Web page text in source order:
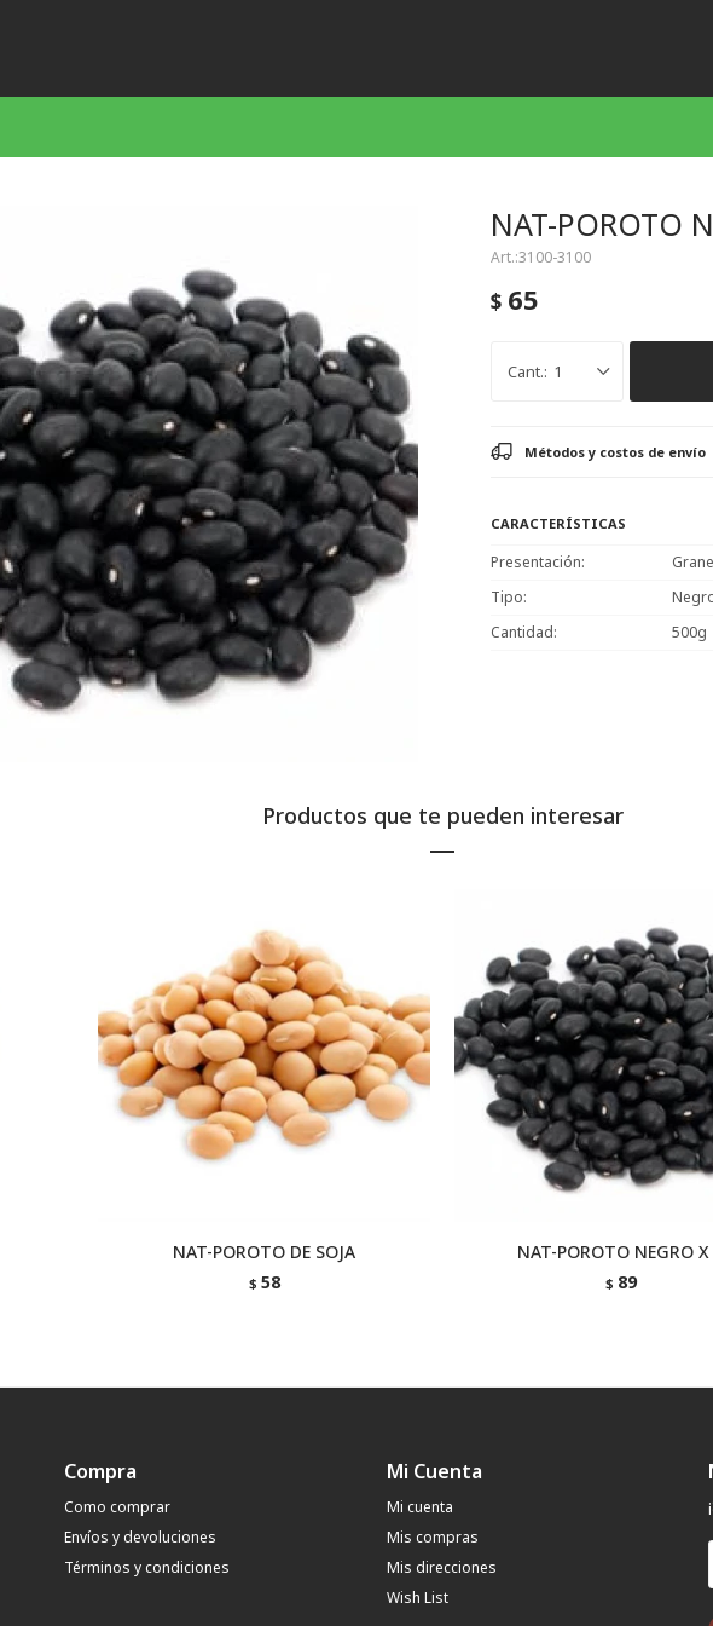
NAT-POROTO
3100-3100
$ 65
1
Métodos y costos de envío
CARACTERÍSTICAS
Presentación
Tipo
Cantidad
500g
Productos que te pueden interesar
NAT-POROTO DE SOJA
$ 58
NAT-POROTO NEGRO X
$ 89
Compra
Como comprar
Envíos y devoluciones
Términos y condiciones
Mi Cuenta
Mi cuenta
Mis compras
Mis direcciones
Wish List